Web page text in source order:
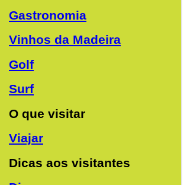
Gastronomia
Vinhos da Madeira
Golf
Surf
O que visitar
Viajar
Dicas aos visitantes